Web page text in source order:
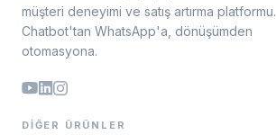
müşteri deneyimi ve satış artırma platformu.
Chatbot'tan WhatsApp'a, dönüşümden
otomasyona.
DIĞER ÜRÜNLER